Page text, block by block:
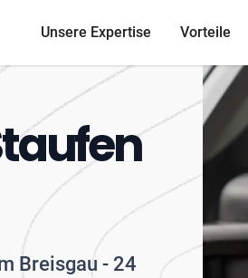
Unsere Expertise Vorteile
Breisgau - 24